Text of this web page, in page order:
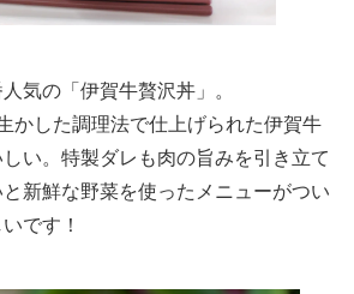
気の「伊賀牛贅沢丼」。
かした調理法で仕上げられた伊賀牛
い。特製ダレも肉の旨みを引き立て
新鮮な野菜を使ったメニューがつい
です！